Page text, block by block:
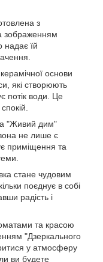
з
зображенням
надає їй
основи
які створюють
потік води. Це
"Живий дим"
не лише є
приміщення та
стане чудовим
поєднує в собі
радість і
та красою
"Дзеркального
у атмосферу
ви будете